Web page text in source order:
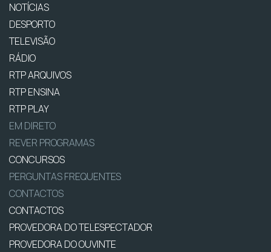
NOTÍCIAS
DESPORTO
TELEVISÃO
RÁDIO
RTP ARQUIVOS
RTP ENSINA
RTP PLAY
EM DIRETO
REVER PROGRAMAS
CONCURSOS
PERGUNTAS FREQUENTES
CONTACTOS
CONTACTOS
PROVEDORA DO TELESPECTADOR
PROVEDORA DO OUVINTE